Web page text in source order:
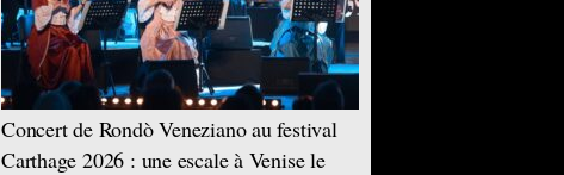
Concert de Rondò Veneziano au festival
Carthage 2026 : une escale à Venise le